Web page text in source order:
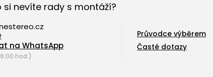
nevíte rady s montáží?
na WhatsApp
hod.)
Průvodce výběrem
Časté dotazy